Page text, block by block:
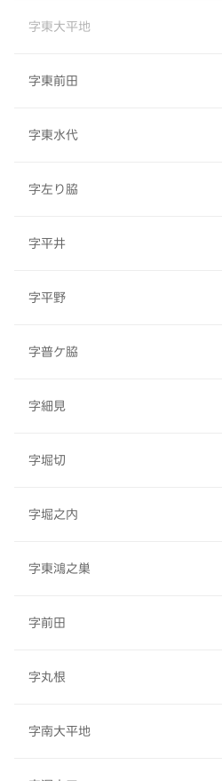
字東大平地
字東前田
字東水代
字左り脇
字平井
字平野
字普ケ脇
字細見
字堀切
字堀之内
字東鴻之巣
字前田
字丸根
字南大平地